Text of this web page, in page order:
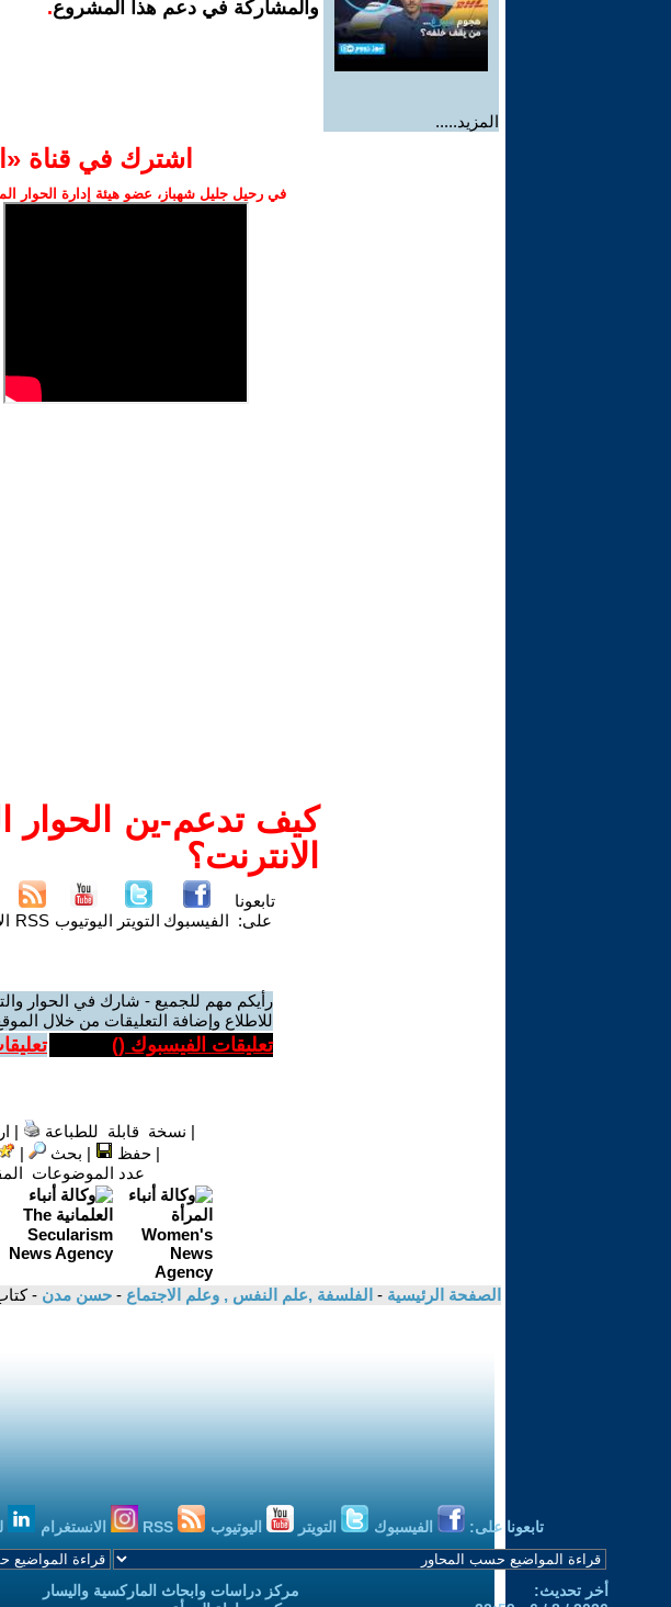
المزيد.....
والمشاركة في دعم هذا المشروع.
اشترك في قناة
في رحيل جليل شهباز، عضو هيئة إدارة الحوار
كيف تدعم-ين الحوار
الانترنت؟
تابعونا
على: الفيسبوك التويتر اليوتيوب RSS
رأيكم مهم للجميع - شارك في الحوار
للاطلاع وإضافة التعليقات من خلال
تعليقات الفيسبوك ()
| نسخة قابلة للطباعة |
|حفظ | بحث |
عدد الموضوعات
الصفحة الرئيسية - الفلسفة ,علم النفس , وعلم الاجتماع - حسن مدن -
تابعونا على: الفيسبوك التويتر اليوتيوب الانستغرام
أخر تحديث:
مركز دراسات وابحاث الماركسية واليسار